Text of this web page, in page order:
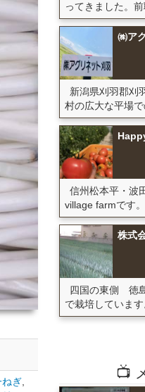
ねぎ
ってきました。
㈱ア
新潟県刈羽郡刈
村の広大な平場
信州松本平・波
village farmです。
株式
四国の東側 徳
で栽培していま
📺